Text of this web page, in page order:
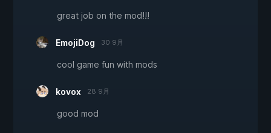
great job on the mod!!!
EmojiDog 30 9月
cool game fun with mods
kovox 28 9月
good mod